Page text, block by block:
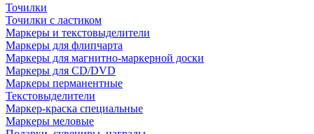
Точилки
Точилки с ластиком
Маркеры и текстовыделители
Маркеры для флипчарта
Маркеры для магнитно-маркерной доски
Маркеры для CD/DVD
Маркеры перманентные
Текстовыделители
Маркер-краска специальные
Маркеры меловые